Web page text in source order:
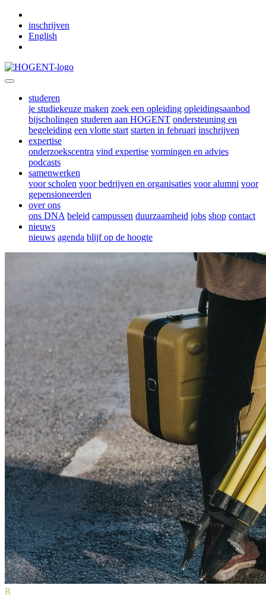
inschrijven
English
studeren
je studiekeuze maken zoek een opleiding opleidingsaanbod
bijscholingen studeren aan HOGENT ondersteuning en
begeleiding een vlotte start starten in februari inschrijven
expertise
onderzoekscentra vind expertise vormingen en advies
podcasts
samenwerken
voor scholen voor bedrijven en organisaties voor alumni voor
gepensioneerden
over ons
ons DNA beleid campussen duurzaamheid jobs shop contact
nieuws
nieuws agenda blijf op de hoogte
R